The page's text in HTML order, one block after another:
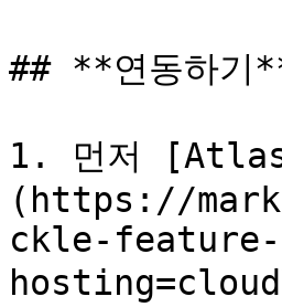
## **연동하기
1. 먼저
(https://
ckle-